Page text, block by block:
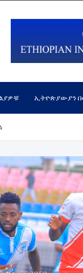
ኢትዮጵያውያን